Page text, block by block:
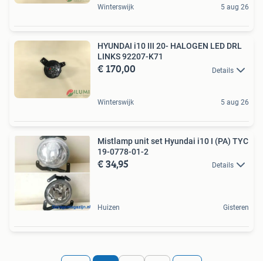
Winterswijk 5 aug 26
HYUNDAI i10 III 20- HALOGEN LED DRL
LINKS 92207-K71
€ 170,00 Details
Winterswijk 5 aug 26
Mistlamp unit set Hyundai i10 I (PA) TYC
19-0778-01-2
€ 34,95 Details
Huizen Gisteren